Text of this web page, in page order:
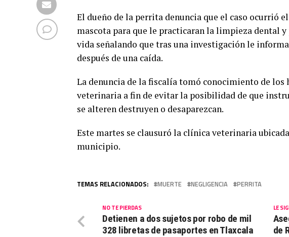
El dueño de la perrita denuncia que el caso ocurrió
mascota para que le practicaran la limpieza dental
vida señalando que tras una investigación le
después de una caída.
La denuncia de la fiscalía tomó conocimiento de los
veterinaria a fin de evitar la posibilidad de que
se alteren destruyen o desaparezcan.
Este martes se clausuró la clínica veterinaria
municipio.
TEMAS RELACIONADOS: MUERTE NEGLIGENCIA PERRITA
LE
de
NO TE PIERDAS
Detienen a dos sujetos por robo de mil
328 libretas de pasaportes en Tlaxcala